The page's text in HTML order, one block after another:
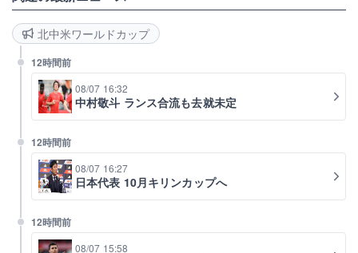
北中米ワールドカップ
12時間前
08/07 16:32
中村敬斗 ランス合流も去就未定
12時間前
08/07 16:27
日本代表 10月キリンカップへ
12時間前
08/07 15:58